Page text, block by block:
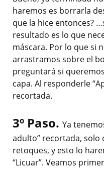
haremos es borrarla
que la hice entonces?
resultado es lo que
máscara. Por lo que si
arrastramos sobre el
preguntará si
capa. Al responderle
recortada.
3º Paso. Ya
adulto” recortada, solo
retoques, y esto lo
“Licuar”. Veamos